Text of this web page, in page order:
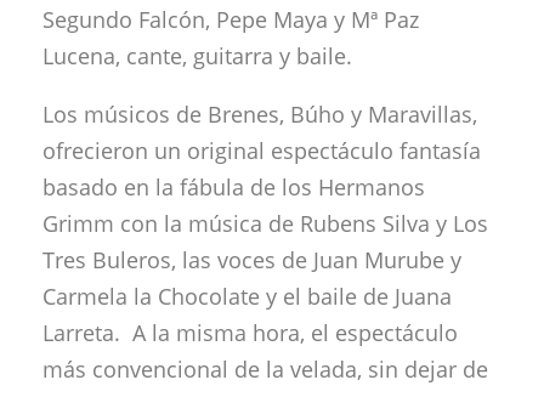
Segundo Falcón, Pepe Maya y Mª Paz
Lucena, cante, guitarra y baile.
Los músicos de Brenes, Búho y Maravillas,
ofrecieron un original espectáculo fantasía
basado en la fábula de los Hermanos
Grimm con la música de Rubens Silva y Los
Tres Buleros, las voces de Juan Murube y
Carmela la Chocolate y el baile de Juana
Larreta. A la misma hora, el espectáculo
más convencional de la velada, sin dejar de